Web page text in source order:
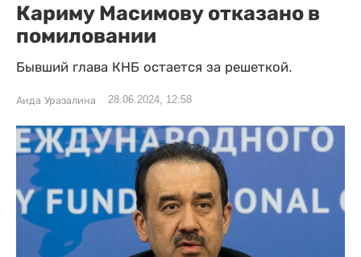
Кариму Масимову отказано в
помиловании
Бывший глава КНБ остается за решеткой.
Аида Уразалина 28.06.2024, 12:58